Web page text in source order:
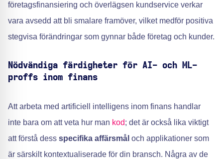
företagsfinansiering och överlägsen kundservice verkar
vara avsedd att bli smalare framöver, vilket medför positiva
stegvisa förändringar som gynnar både företag och kunder.
Nödvändiga färdigheter för AI- och ML-
proffs inom finans
Att arbeta med artificiell intelligens inom finans handlar
inte bara om att veta hur man kod; det är också lika viktigt
att förstå dess specifika affärsmål och applikationer som
är särskilt kontextualiserade för din bransch. Några av de